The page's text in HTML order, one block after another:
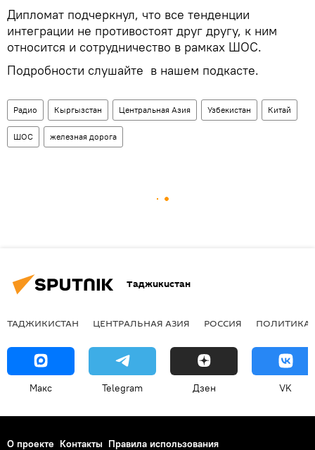
Дипломат подчеркнул, что все тенденции
интеграции не противостоят друг другу, к ним
относится и сотрудничество в рамках ШОС.
Подробности слушайте в нашем подкасте.
Радио Кыргызстан Центральная Азия Узбекистан Китай
ШОС железная дорога
Таджикистан
ТАДЖИКИСТАН ЦЕНТРАЛЬНАЯ АЗИЯ РОССИЯ ПОЛИТИКА
Макс Telegram Дзен VK
О проекте Контакты Правила использования